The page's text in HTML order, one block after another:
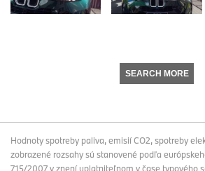
SEARCH MORE
Hodnoty spotreby paliva, emisií CO2, spotreby
zobrazené rozsahy sú stanovené podľa
715/2007 v znení uplatniteľnom v čase typového